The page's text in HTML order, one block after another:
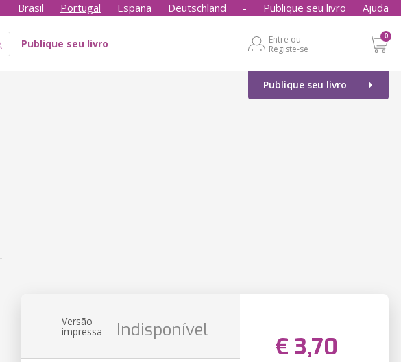
Brasil Portugal España Deutschland - Publique seu livro Ajuda
Publique seu livro
Entre ou
Registe-se
0
Publique seu livro
Versão
impressa Indisponível
€ 3,70